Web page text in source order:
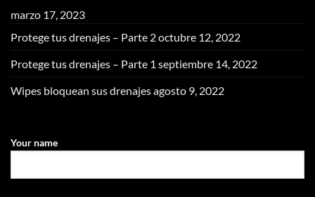
marzo 17, 2023
Protege tus drenajes – Parte 2octubre 12, 2022
Protege tus drenajes – Parte 1 septiembre 14, 2022
Wipes bloquean sus drenajesagosto 9, 2022
Your name